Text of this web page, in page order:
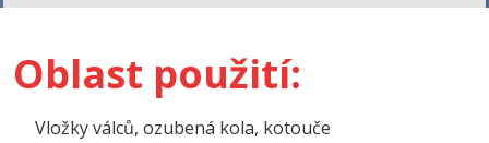
Oblast použití:
Vložky válců, ozubená kola, kotouče